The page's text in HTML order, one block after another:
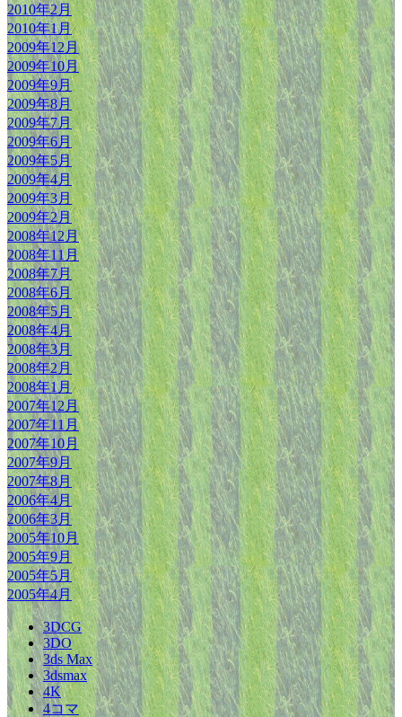
2010年2月
2010年1月
2009年12月
2009年10月
2009年9月
2009年8月
2009年7月
2009年6月
2009年5月
2009年4月
2009年3月
2009年2月
2008年12月
2008年11月
2008年7月
2008年6月
2008年5月
2008年4月
2008年3月
2008年2月
2008年1月
2007年12月
2007年11月
2007年10月
2007年9月
2007年8月
2006年4月
2006年3月
2005年10月
2005年9月
2005年5月
2005年4月
3DCG
3DO
3ds Max
3dsmax
4K
4コマ